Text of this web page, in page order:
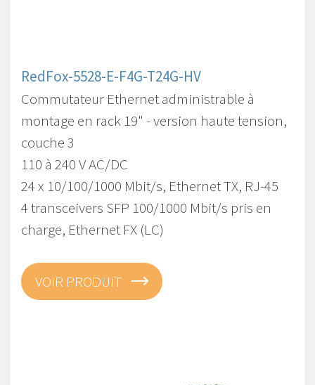
RedFox-5528-E-F4G-T24G-HV
Commutateur Ethernet administrable à
montage en rack 19" - version haute tension,
couche 3
110 à 240 V AC/DC
24 x 10/100/1000 Mbit/s, Ethernet TX, RJ-45
4 transceivers SFP 100/1000 Mbit/s pris en
charge, Ethernet FX (LC)
VOIR PRODUIT